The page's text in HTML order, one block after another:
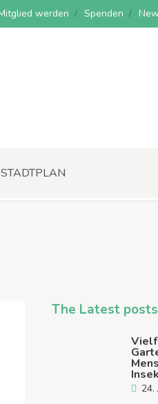
werden Spenden
STADTPLAN
The Latest posts
24.